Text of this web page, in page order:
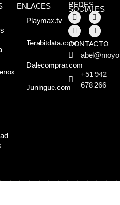
ENLACES
Playmax.tv
Terabitdata.com
Dalecomprar.com
Juningue.com
REDES
SOCIALES
CONTACTO
+51 942
678 266